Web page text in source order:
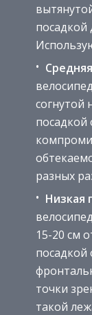
посадкой
согнутой
посадкой
разных
Низкая
15-20 см
точки
такой